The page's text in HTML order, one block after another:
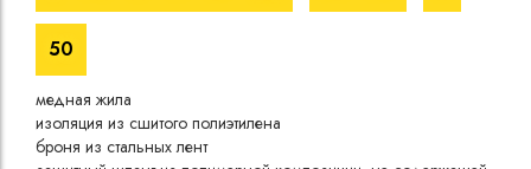
50
медная жила
изоляция из сшитого полиэтилена
броня из стальных лент